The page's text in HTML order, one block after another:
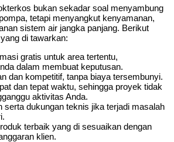
bukan sekadar soal menyambung
tetapi menyangkut kenyamanan,
sistem air jangka panjang. Berikut
di tawarkan:
gratis untuk area tertentu,
dalam membuat keputusan.
dan kompetitif, tanpa biaya tersembunyi.
dan tepat waktu, sehingga proyek tidak
aktivitas Anda.
serta dukungan teknis jika terjadi masalah
terbaik yang di sesuaikan dengan
klien.